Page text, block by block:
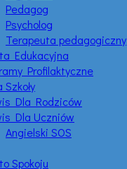
Pedagog
Psycholog
Terapeuta pedagogiczny
Edukacyjna
Profilaktyczne
Szkoły
Dla Rodziców
Dla Uczniów
Angielski SOS
Spokoju